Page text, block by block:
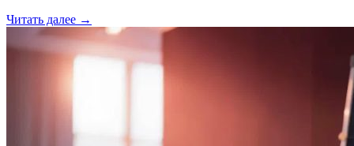
Читать далее →